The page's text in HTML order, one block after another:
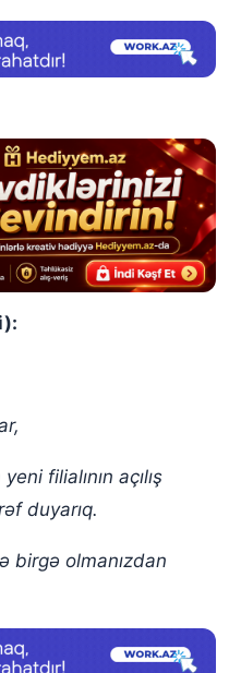
filialının açılış
duyarıq.
birgə olmanızdan